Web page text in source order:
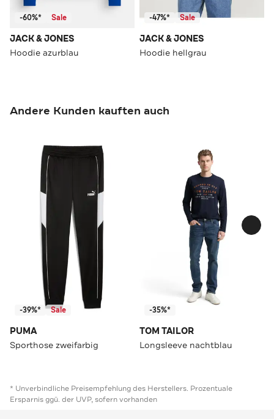
-60%* Sale
JACK & JONES
Hoodie azurblau
-47%* Sale
JACK & JONES
Hoodie hellgrau
Andere Kunden kauften auch
-39%* Sale
PUMA
Sporthose zweifarbig
-35%*
TOM TAILOR
Longsleeve nachtblau
* Unverbindliche Preisempfehlung des Herstellers. Prozentuale
Ersparnis ggü. der UVP, sofern vorhanden